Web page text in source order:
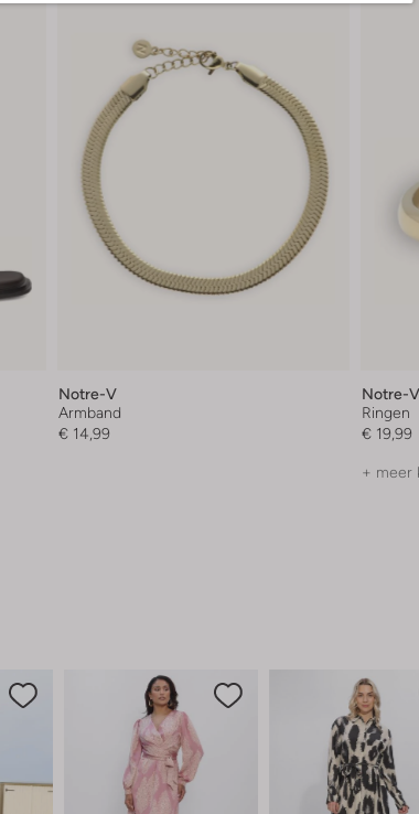
Notre-V
Armband
€ 14,99
Notre-V
Ringen
€ 19,99
+ meer